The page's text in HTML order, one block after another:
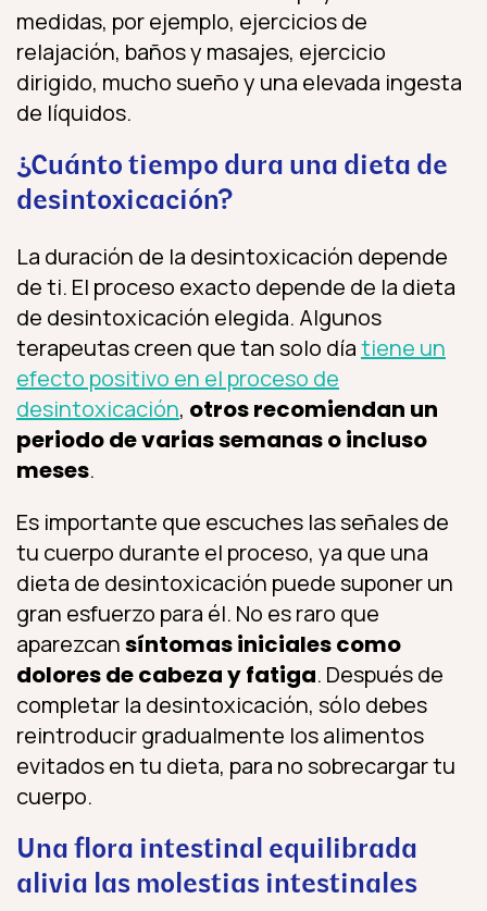
medidas, por ejemplo, ejercicios de
relajación, baños y masajes, ejercicio
dirigido, mucho sueño y una elevada ingesta
de líquidos.
¿Cuánto tiempo dura una dieta de
desintoxicación?
La duración de la desintoxicación depende
de ti. El proceso exacto depende de la dieta
de desintoxicación elegida. Algunos
terapeutas creen que tan solo díatiene un
efecto positivo en el proceso de
desintoxicación, otros recomiendan un
periodo de varias semanas o incluso
meses.
Es importante que escuches las señales de
tu cuerpo durante el proceso, ya que una
dieta de desintoxicación puede suponer un
gran esfuerzo para él. No es raro que
aparezcansíntomas iniciales como
dolores de cabeza y fatiga. Después de
completar la desintoxicación, sólo debes
reintroducir gradualmente los alimentos
evitados en tu dieta, para no sobrecargar tu
cuerpo.
Una flora intestinal equilibrada
alivia las molestias intestinales